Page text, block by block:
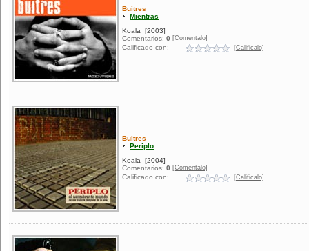
Buitres
Mientras
Koala
[2003]
Comentarios: 0 [Comentalo]
Calificado con: [Calificalo]
Buitres
Periplo
Koala
[2004]
Comentarios: 0 [Comentalo]
Calificado con: [Calificalo]